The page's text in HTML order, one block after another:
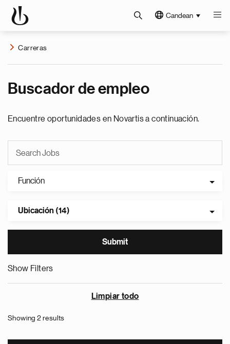
Candean
Carreras
Buscador de empleo
Encuentre oportunidades en Novartis a continuación.
Función
Ubicación (14)
Show Filters
Limpiar todo
Showing 2 results